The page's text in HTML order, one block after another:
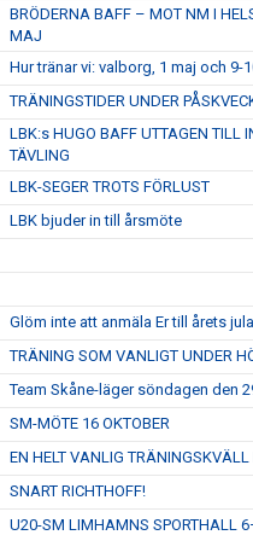
BRÖDERNA BAFF – MOT NM I
MAJ
Hur tränar vi: valborg, 1 maj och 9-
TRÄNINGSTIDER UNDER
LBK:s HUGO BAFF UTTAGEN TILL
TÄVLING
LBK-SEGER TROTS FÖRLUST
LBK bjuder in till årsmöte
Glöm inte att anmäla Er till årets
TRÄNING SOM VANLIGT UNDER
Team Skåne-läger söndagen den
SM-MÖTE 16 OKTOBER
EN HELT VANLIG
SNART RICHTHOFF!
U20-SM LIMHAMNS SPORTHALL